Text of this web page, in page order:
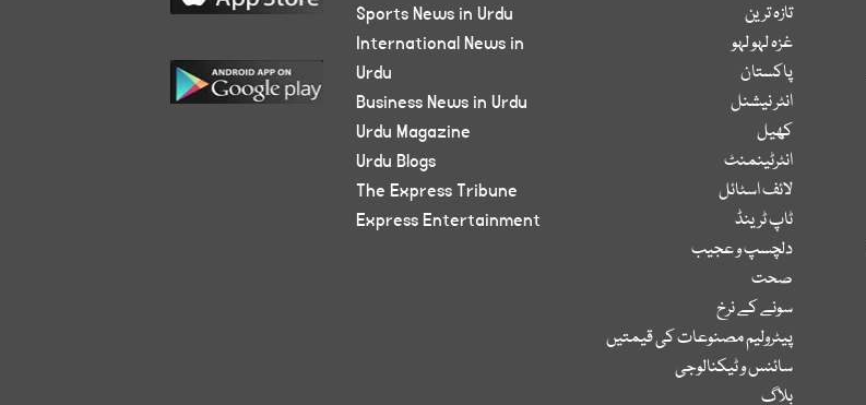
تازہ ترین
غزہ لہو لہو
پاکستان
انٹر نیشنل
کھیل
انٹرٹینمنٹ
لائف اسٹائل
ٹاپ ٹرینڈ
دلچسپ و عجیب
صحت
سونے کے نرخ
پیٹرولیم مصنوعات کی قیمتیں
سائنس و ٹیکنالوجی
بلاگ
Sports News in Urdu
International News in
Urdu
Business News in Urdu
Urdu Magazine
Urdu Blogs
The Express Tribune
Express Entertainment